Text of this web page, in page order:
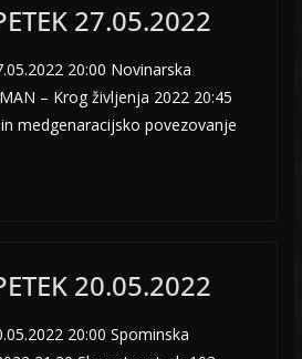
27.05.2022
20:00 Novinarska
– Krog življenja 2022 20:45
medgenaracijsko povezovanje
20.05.2022
20:00 Spominska